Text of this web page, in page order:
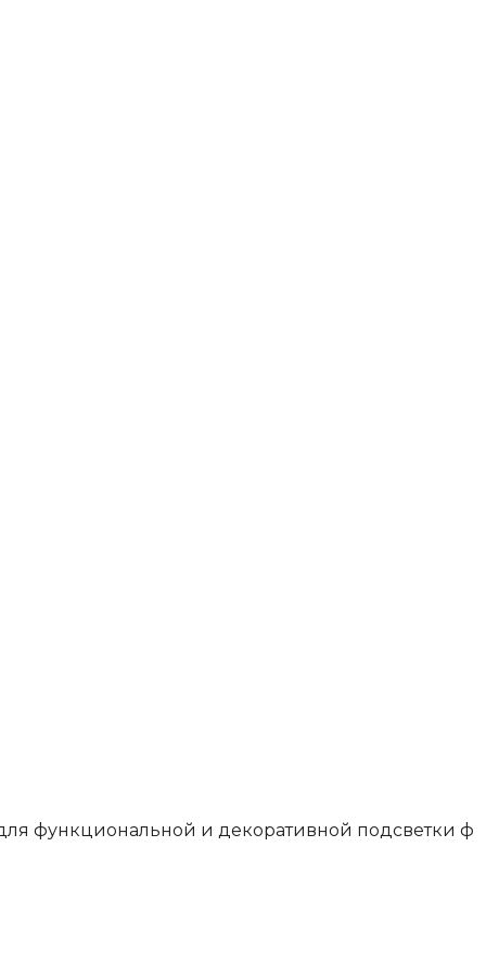
функциональной и декоративной подсветки ф